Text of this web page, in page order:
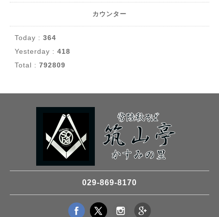
カウンター
Today : 364
Yesterday : 418
Total : 792809
029-869-8170